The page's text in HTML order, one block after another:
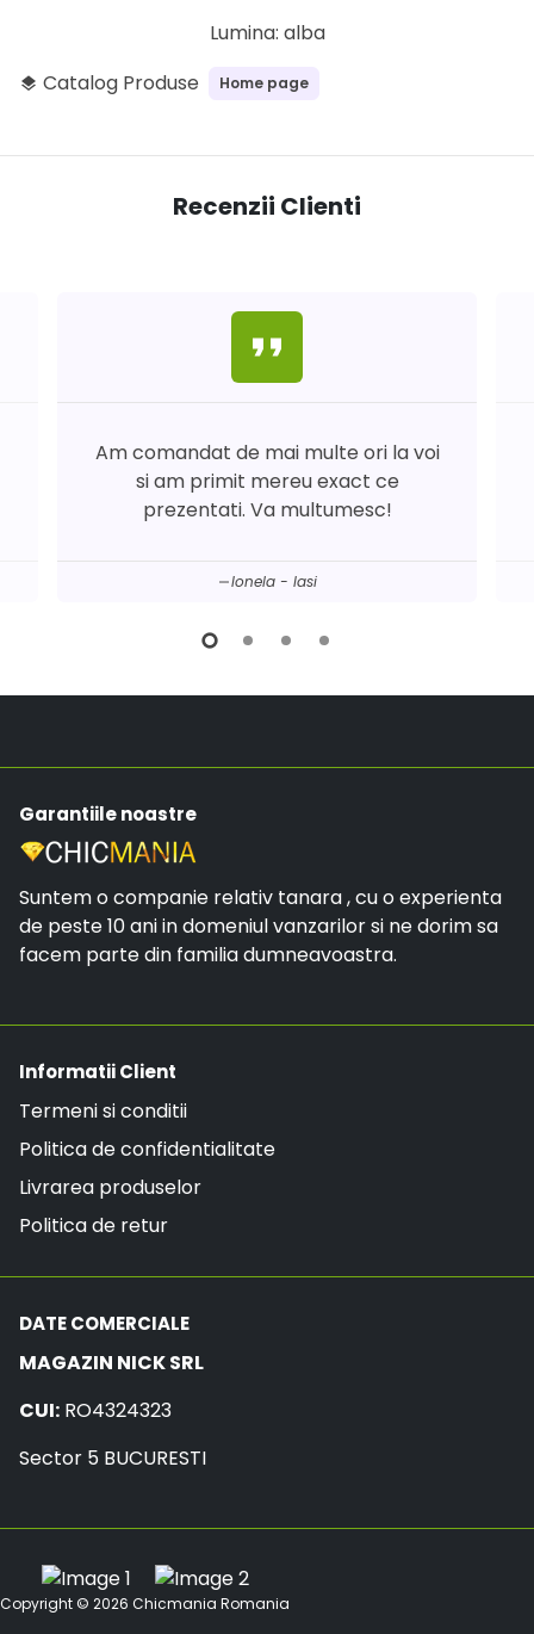
Lumina: alba
layers Catalog Produse Home page
Recenzii Clienti
format_quote
Am comandat de mai multe ori la voi
si am primit mereu exact ce
prezentati. Va multumesc!
Ionela - Iasi
Garantiile noastre
Suntem o companie relativ tanara , cu o experienta
de peste 10 ani in domeniul vanzarilor si ne dorim sa
facem parte din familia dumneavoastra.
Informatii Client
Termeni si conditii
Politica de confidentialitate
Livrarea produselor
Politica de retur
DATE COMERCIALE
MAGAZIN NICK SRL
CUI: RO4324323
Sector 5 BUCURESTI
Copyright © 2026 Chicmania Romania